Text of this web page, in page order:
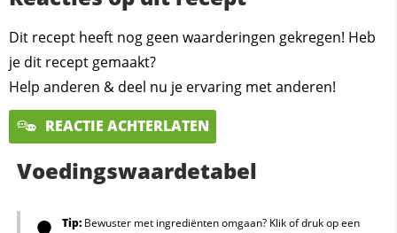
Dit recept heeft nog geen waarderingen gekregen! Heb
je dit recept gemaakt?
Help anderen & deel nu je ervaring met anderen!
REACTIE ACHTERLATEN
Voedingswaardetabel
Tip:Bewuster met ingrediënten omgaan? Klik of druk op een